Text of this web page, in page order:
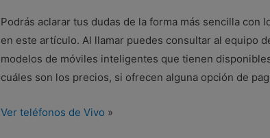
Podrás aclarar tus dudas de la forma más sencilla con
en este artículo. Al llamar puedes consultar al equipo
modelos de móviles inteligentes que tienen
cuáles son los precios, si ofrecen alguna opción de
Ver teléfonos de Vivo »